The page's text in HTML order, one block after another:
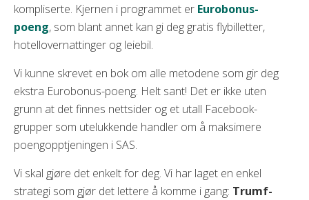
kompliserte. Kjernen i programmet er Eurobonus-
poeng, som blant annet kan gi deg gratis flybilletter,
hotellovernattinger og leiebil.
Vi kunne skrevet en bok om alle metodene som gir deg
ekstra Eurobonus-poeng. Helt sant! Det er ikke uten
grunn at det finnes nettsider og et utall Facebook-
grupper som utelukkende handler om å maksimere
poengopptjeningen i SAS.
Vi skal gjøre det enkelt for deg. Vi har laget en enkel
strategi som gjør det lettere å komme i gang: Trumf-